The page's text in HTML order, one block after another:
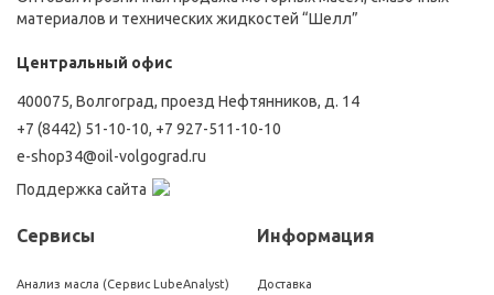
материалов и технических жидкостей “Шелл”
Центральный офис
400075, Волгоград, проезд Нефтянников, д. 14
+7 (8442) 51-10-10, +7 927-511-10-10
e-shop34@oil-volgograd.ru
Поддержка сайта
Сервисы
Анализ масла (Сервис LubeAnalyst)
Информация
Доставка